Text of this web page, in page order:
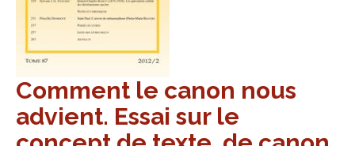
Comment le canon nous
advient. Essai sur le